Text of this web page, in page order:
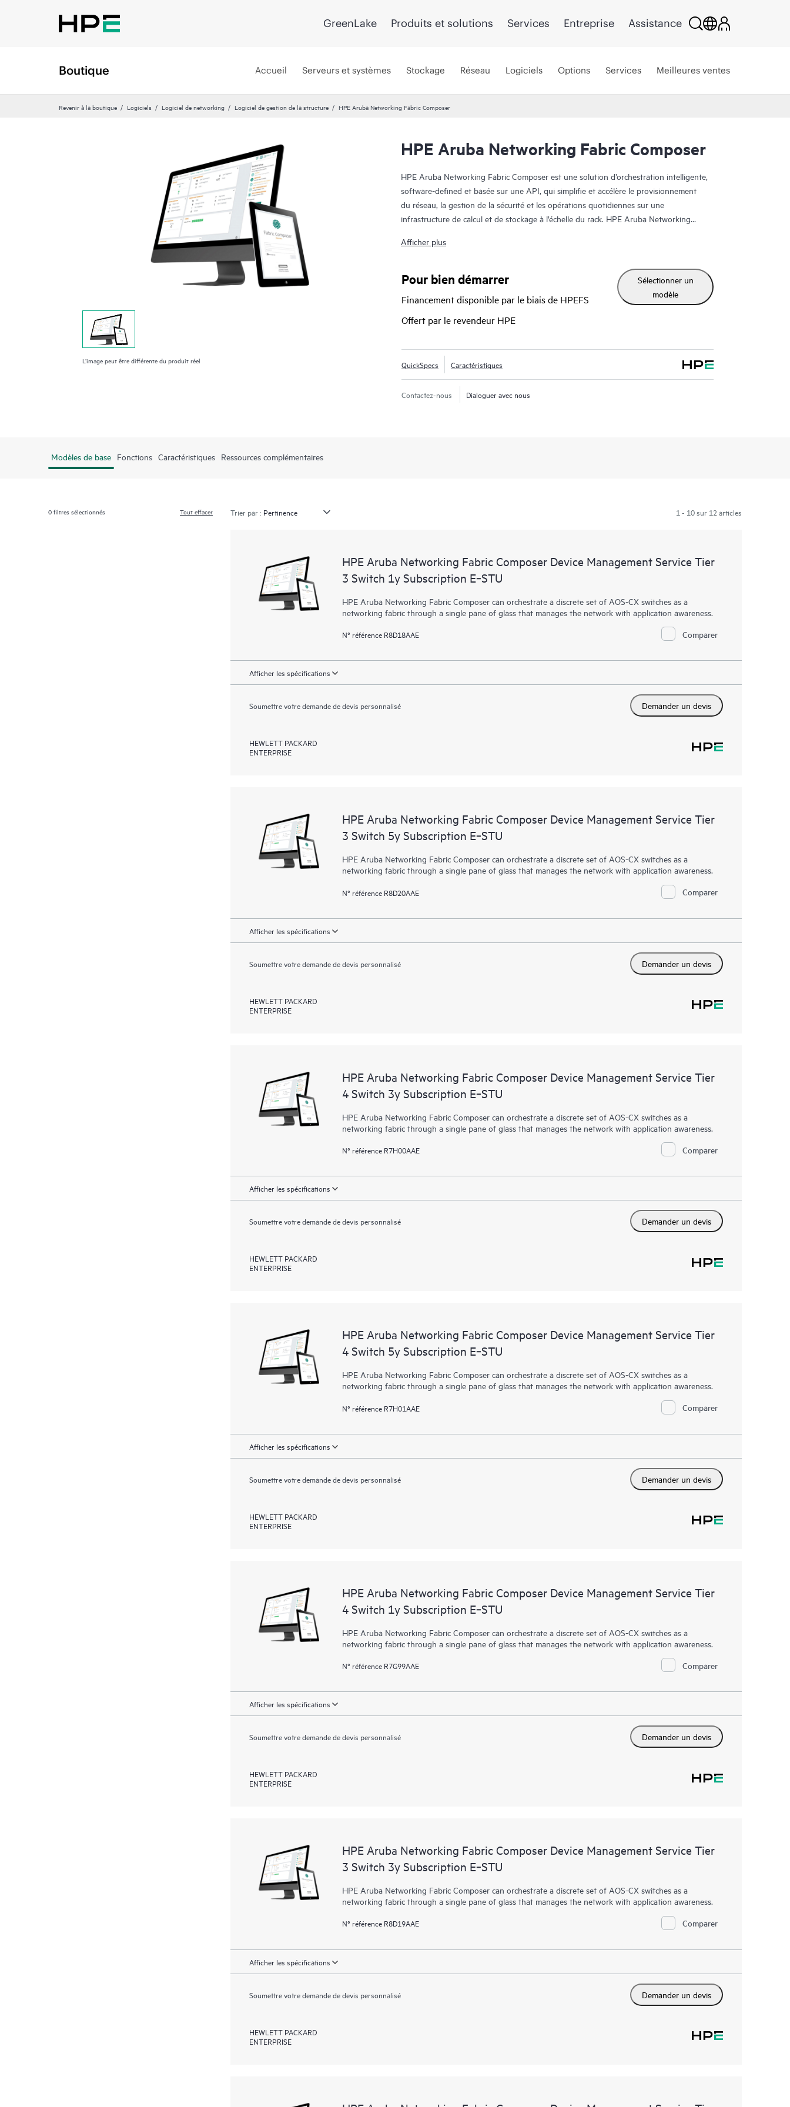
GreenLake Produits et solutions Services Entreprise Assistance
Boutique Accueil Serveurs et systèmes Stockage Réseau Logiciels Options Services Meilleures ventes
Revenir à la boutique Logiciels Logiciel de networking Logiciel de gestion de la structure HPE Aruba Networking Fabric Composer
L’image peut être différente du produit réel
HPE Aruba Networking Fabric Composer
HPE Aruba Networking Fabric Composer est une solution d’orchestration intelligente,
software-defined et basée sur une API, qui simplifie et accélère le provisionnement
du réseau, la gestion de la sécurité et les opérations quotidiennes sur une
infrastructure de calcul et de stockage à l’échelle du rack. HPE Aruba Networking
principal moteur de gestion unifiée de la sécurité et du réseau pour les plateformes
réseau, ainsi que toutes les configurations de politique de pare-feu à la fois pour les
Afficher plus
Pour bien démarrer
Financement disponible par le biais de HPEFS
Offert par le revendeur HPE
Sélectionner un
modèle
QuickSpecs Caractéristiques
Contactez-nous Dialoguer avec nous
Modèles de base Fonctions Caractéristiques Ressources complémentaires
0filtres sélectionnés Tout effacer Trier par : 1 - 10 sur 12 articles
HPE Aruba Networking Fabric Composer Device Management Service Tier
3 Switch 1y Subscription E‑STU
HPE Aruba Networking Fabric Composer can orchestrate a discrete set of AOS-CX switches as a
networking fabric through a single pane of glass that manages the network with application awareness.
N° référence R8D18AAE Comparer
Afficher les spécifications
Soumettre votre demande de devis personnalisé Demander un devis
HEWLETT PACKARD
ENTERPRISE
HPE Aruba Networking Fabric Composer Device Management Service Tier
3 Switch 5y Subscription E‑STU
HPE Aruba Networking Fabric Composer can orchestrate a discrete set of AOS-CX switches as a
networking fabric through a single pane of glass that manages the network with application awareness.
N° référence R8D20AAE Comparer
Afficher les spécifications
Soumettre votre demande de devis personnalisé Demander un devis
HEWLETT PACKARD
ENTERPRISE
HPE Aruba Networking Fabric Composer Device Management Service Tier
4 Switch 3y Subscription E‑STU
HPE Aruba Networking Fabric Composer can orchestrate a discrete set of AOS-CX switches as a
networking fabric through a single pane of glass that manages the network with application awareness.
N° référence R7H00AAE Comparer
Afficher les spécifications
Soumettre votre demande de devis personnalisé Demander un devis
HEWLETT PACKARD
ENTERPRISE
HPE Aruba Networking Fabric Composer Device Management Service Tier
4 Switch 5y Subscription E‑STU
HPE Aruba Networking Fabric Composer can orchestrate a discrete set of AOS-CX switches as a
networking fabric through a single pane of glass that manages the network with application awareness.
N° référence R7H01AAE Comparer
Afficher les spécifications
Soumettre votre demande de devis personnalisé Demander un devis
HEWLETT PACKARD
ENTERPRISE
HPE Aruba Networking Fabric Composer Device Management Service Tier
4 Switch 1y Subscription E‑STU
HPE Aruba Networking Fabric Composer can orchestrate a discrete set of AOS-CX switches as a
networking fabric through a single pane of glass that manages the network with application awareness.
N° référence R7G99AAE Comparer
Afficher les spécifications
Soumettre votre demande de devis personnalisé Demander un devis
HEWLETT PACKARD
ENTERPRISE
HPE Aruba Networking Fabric Composer Device Management Service Tier
3 Switch 3y Subscription E‑STU
HPE Aruba Networking Fabric Composer can orchestrate a discrete set of AOS-CX switches as a
networking fabric through a single pane of glass that manages the network with application awareness.
N° référence R8D19AAE Comparer
Afficher les spécifications
Soumettre votre demande de devis personnalisé Demander un devis
HEWLETT PACKARD
ENTERPRISE